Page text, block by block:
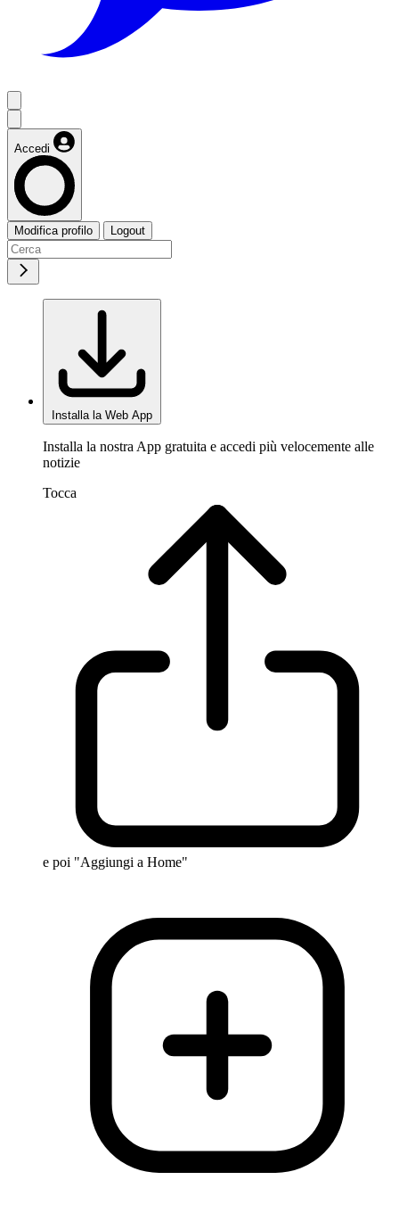
Accedi
Modifica profilo Logout
Installa la Web App
Installa la nostra App gratuita e accedi più velocemente alle
notizie
Tocca
e poi "Aggiungi a Home"